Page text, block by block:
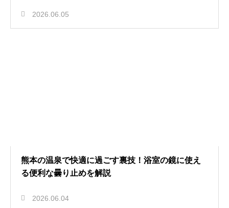
2026.06.05
熊本の温泉で快適に過ごす裏技！浴室の鏡に使え
る便利な曇り止めを解説
2026.06.04